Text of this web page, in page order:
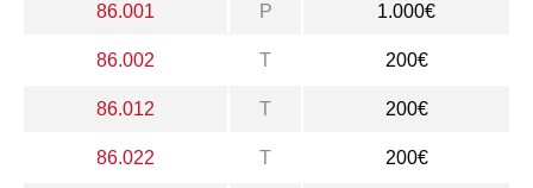
86.001 P 1.000€
86.002 T 200€
86.012 T 200€
86.022 T 200€